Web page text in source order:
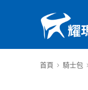
首頁 騎士包